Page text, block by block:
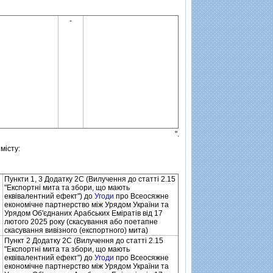
-
".
Пункти 1, 3 Додатку 2С (Вилучення до статтi 2.15
"Експортнi мита та збори, що мають
еквiвалентний ефект") доУгоди про Всеосяжне
економiчне партнерство мiж Урядом України та
Урядом Об'єднаних Арабських Емiратiв вiд 17
лютого 2025 року (скасування або поетапне
скасування вивiзного (експортного) мита)
Пункт 2 Додатку 2С (Вилучення до статтi 2.15
"Експортнi мита та збори, що мають
еквiвалентний ефект") доУгоди про Всеосяжне
економiчне партнерство мiж Урядом України та